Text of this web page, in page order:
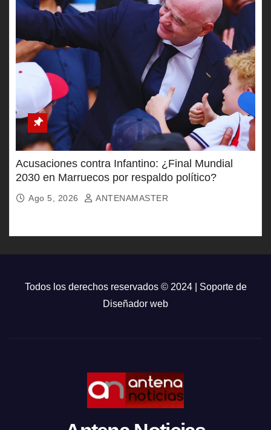
Acusaciones contra Infantino: ¿Final Mundial
2030 en Marruecos por respaldo político?
Ago 5, 2026 ANTENAMASTER
Todos los derechos reservados © 2024 | Soporte de
Diseñador web